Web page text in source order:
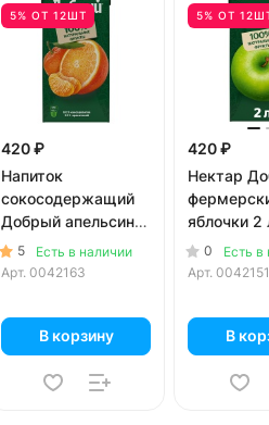
5% ОТ 12ШТ
420 ₽
Напиток
сокосодержащий
Добрый апельсин
мандарин 2 литра
5
Есть в наличии
Арт. 0042163
В корзину
5% ОТ
420 ₽
Нектар
яблочки 2
0
Есть в
Арт. 0042151
В